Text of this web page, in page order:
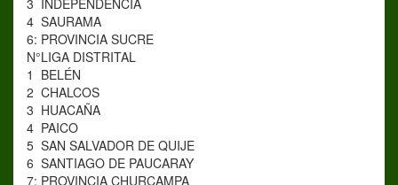
3 INDEPENDENCIA
4 SAURAMA
6: PROVINCIA SUCRE
N°LIGA DISTRITAL
1 BELÉN
2 CHALCOS
3 HUACAÑA
4 PAICO
5 SAN SALVADOR DE QUIJE
6 SANTIAGO DE PAUCARAY
7: PROVINCIA CHURCAMPA